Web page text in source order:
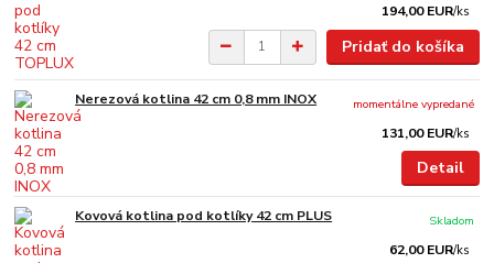
194,00 EUR/ks
Pridať do košíka
Nerezová kotlina 42 cm 0,8 mm INOX
131,00 EUR/ks
momentálne vypredané
Detail
Kovová kotlina pod kotlíky 42 cm PLUS
62,00 EUR/ks
Skladom